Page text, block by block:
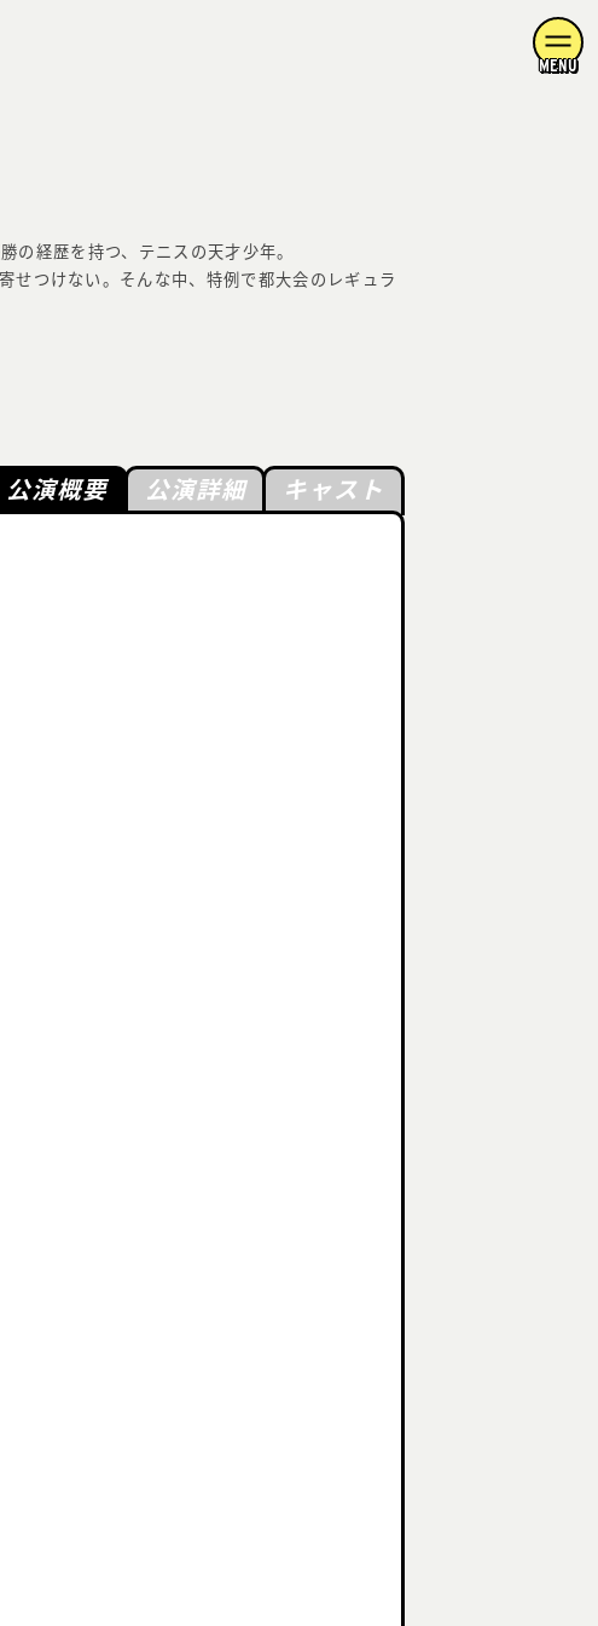
MENU
経歴を持つ、テニスの天才少年。
せつけない。そんな中、特例で都大会のレギュラ
公演概要 公演詳細 キャスト